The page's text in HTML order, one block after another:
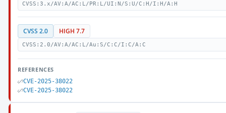
CVSS:3.x/AV:A/AC:L/PR:L/UI:N/S:U/C:H/I:H/A:H
CVSS 2.0 HIGH 7.7
CVSS:2.0/AV:A/AC:L/Au:S/C:C/I:C/A:C
REFERENCES
CVE-2025-38022
CVE-2025-38022